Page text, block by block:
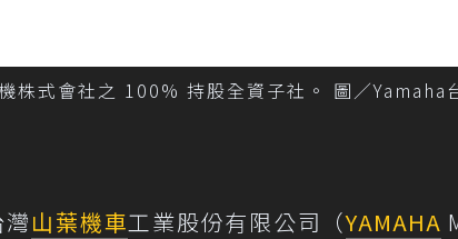
株式會社之 100% 持股全資子社。 圖／Yamaha
山葉機車工業股份有限公司（YAMAHA